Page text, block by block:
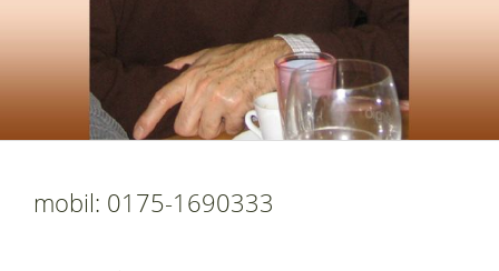
mobil: 0175-1690333